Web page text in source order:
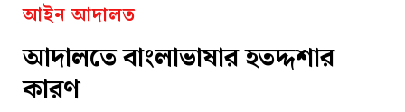
আইন আদালত
আদালতে বাংলাভাষার হতদ্দশার
কারণ